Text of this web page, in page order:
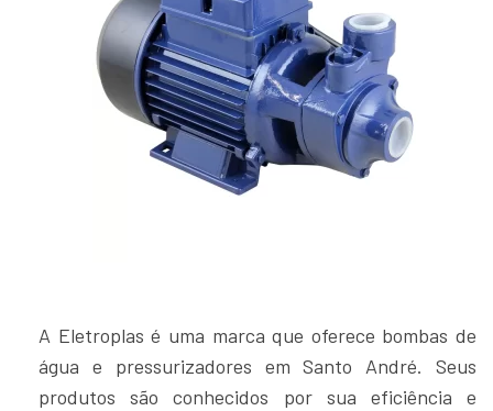
A Eletroplas é uma marca que oferece bombas de
água e pressurizadores em Santo André. Seus
produtos são conhecidos por sua eficiência e